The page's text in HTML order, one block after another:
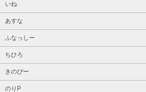
いね
あすな
ふなっしー
ちひろ
きのぴー
のりP